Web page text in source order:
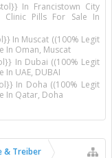
In Francistown City
Clinic Pills For Sale In
In Muscat ((100% Legit
In Oman, Muscat
In Dubai ((100% Legit
In UAE, DUBAI
In Doha ((100% Legit
In Qatar, Doha
& Treiber